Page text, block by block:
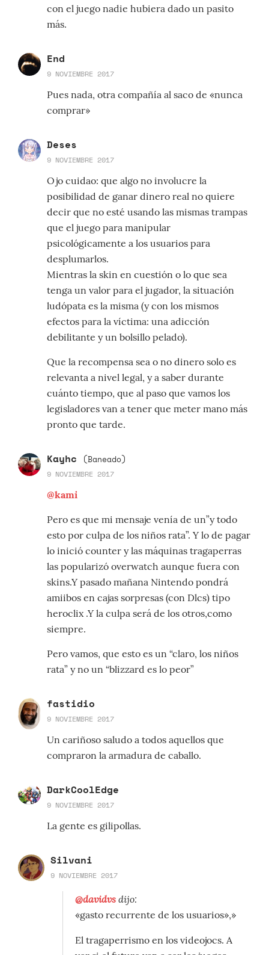
con el juego nadie hubiera dado un pasito
más.
End
9 NOVIEMBRE 2017
Pues nada, otra compañía al saco de «nunca
comprar»
Deses
9 NOVIEMBRE 2017
Ojo cuidao: que algo no involucre la
posibilidad de ganar dinero real no quiere
decir que no esté usando las mismas trampas
que el juego para manipular
psicológicamente a los usuarios para
desplumarlos.
Mientras la skin en cuestión o lo que sea
tenga un valor para el jugador, la situación
ludópata es la misma (y con los mismos
efectos para la víctima: una adicción
debilitante y un bolsillo pelado).
Que la recompensa sea o no dinero solo es
relevanta a nivel legal, y a saber durante
cuánto tiempo, que al paso que vamos los
legisladores van a tener que meter mano más
pronto que tarde.
Kayhc (Baneado)
9 NOVIEMBRE 2017
@kami
Pero es que mi mensaje venía de un”y todo
esto por culpa de los niños rata”. Y lo de pagar
lo inició counter y las máquinas tragaperras
las popularizó overwatch aunque fuera con
skins.Y pasado mañana Nintendo pondrá
amiibos en cajas sorpresas (con Dlcs) tipo
heroclix .Y la culpa será de los otros,como
siempre.
Pero vamos, que esto es un “claro, los niños
rata” y no un “blizzard es lo peor”
fastidio
9 NOVIEMBRE 2017
Un cariñoso saludo a todos aquellos que
compraron la armadura de caballo.
DarkCoolEdge
9 NOVIEMBRE 2017
La gente es gilipollas.
Silvani
9 NOVIEMBRE 2017
@davidvsdijo:
«gasto recurrente de los usuarios»,»
El tragaperrismo en los videojocs. A